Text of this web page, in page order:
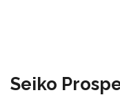
Seiko